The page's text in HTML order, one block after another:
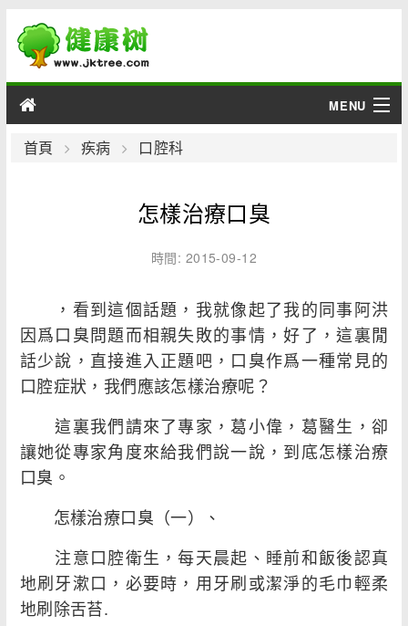
MENU
男性
綜合
疾病
首頁 疾病 口腔科
怎樣治療口臭
時間: 2015-09-12
，看到這個話題，我就像起了我的同事阿洪
因爲口臭問題而相親失敗的事情，好了，這裏閒
話少說，直接進入正題吧，口臭作爲一種常見的
口腔症狀，我們應該怎樣治療呢？
這裏我們請來了專家，葛小偉，葛醫生，卻
讓她從專家角度來給我們說一說，到底怎樣治療
口臭。
怎樣治療口臭（一）、
注意口腔衛生，每天晨起、睡前和飯後認真
地刷牙漱口，必要時，用牙刷或潔淨的毛巾輕柔
地刷除舌苔.